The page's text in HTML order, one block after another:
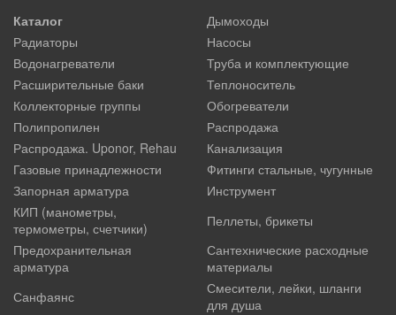
Каталог
Дымоходы
Радиаторы
Насосы
Водонагреватели
Труба и комплектующие
Расширительные баки
Теплоноситель
Коллекторные группы
Обогреватели
Полипропилен
Распродажа
Распродажа. Uponor, Rehau
Канализация
Газовые принадлежности
Фитинги стальные, чугунные
Запорная арматура
Инструмент
КИП (манометры,
термометры, счетчики)
Пеллеты, брикеты
Предохранительная
арматура
Сантехнические расходные
материалы
Санфаянс
Смесители, лейки, шланги
для душа